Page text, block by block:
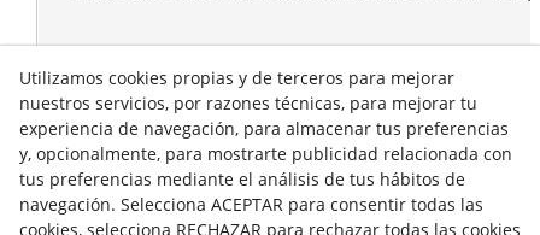
Utilizamos cookies propias y de terceros para mejorar
nuestros servicios, por razones técnicas, para mejorar tu
experiencia de navegación, para almacenar tus preferencias
y, opcionalmente, para mostrarte publicidad relacionada con
tus preferencias mediante el análisis de tus hábitos de
navegación. Selecciona ACEPTAR para consentir todas las
cookies, selecciona RECHAZAR para rechazar todas las cookies